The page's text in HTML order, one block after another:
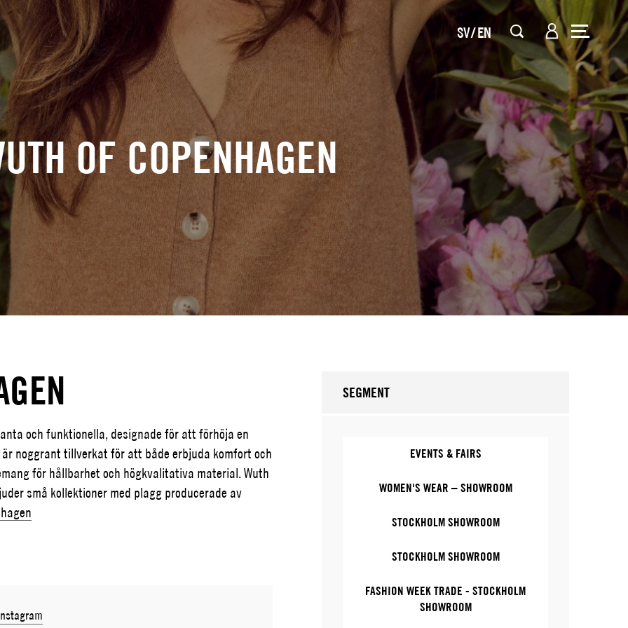
SV EN
OF COPENHAGEN
och funktionella, designade för att förhöja en
noggrant tillverkat för att både erbjuda komfort och
för hållbarhet och högkvalitativa material. Wuth
små kollektioner med plagg producerade av
SEGMENT
EVENTS & FAIRS
WOMEN'S WEAR – SHOWROOM
STOCKHOLM SHOWROOM
STOCKHOLM SHOWROOM
FASHION WEEK TRADE - STOCKHOLM
SHOWROOM